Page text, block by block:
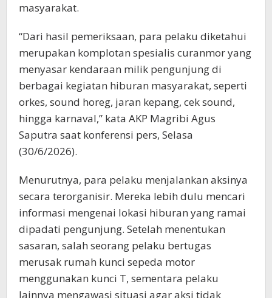
masyarakat.
“Dari hasil pemeriksaan, para pelaku diketahui
merupakan komplotan spesialis curanmor yang
menyasar kendaraan milik pengunjung di
berbagai kegiatan hiburan masyarakat, seperti
orkes, sound horeg, jaran kepang, cek sound,
hingga karnaval,” kata AKP Magribi Agus
Saputra saat konferensi pers, Selasa
(30/6/2026).
Menurutnya, para pelaku menjalankan aksinya
secara terorganisir. Mereka lebih dulu mencari
informasi mengenai lokasi hiburan yang ramai
dipadati pengunjung. Setelah menentukan
sasaran, salah seorang pelaku bertugas
merusak rumah kunci sepeda motor
menggunakan kunci T, sementara pelaku
lainnya mengawasi situasi agar aksi tidak